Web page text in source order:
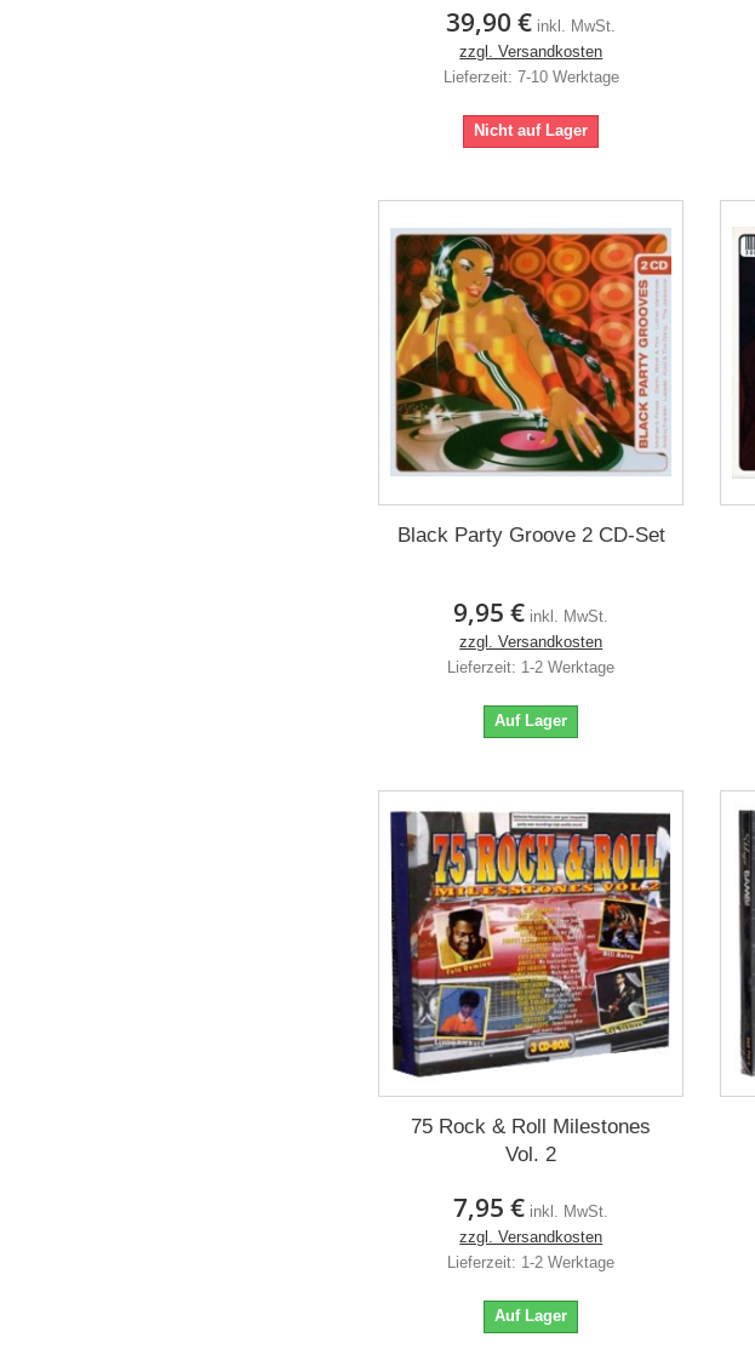
39,90 € inkl. MwSt.
zzgl. Versandkosten
Lieferzeit: 7-10 Werktage
Nicht auf Lager
Black Party Groove 2 CD-Set
9,95 € inkl. MwSt.
zzgl. Versandkosten
Lieferzeit: 1-2 Werktage
Auf Lager
75 Rock & Roll Milestones
Vol. 2
7,95 € inkl. MwSt.
zzgl. Versandkosten
Lieferzeit: 1-2 Werktage
Auf Lager